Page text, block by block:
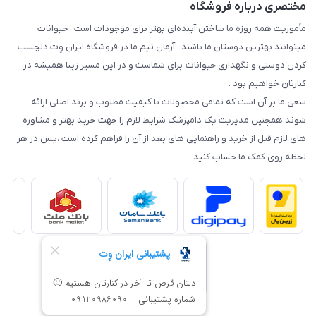
مختصری درباره فروشگاه
مأموریت همه روزه ما ساختن آینده‌ای بهتر برای موجودات است . حیوانات
میتوانند بهترین دوستان ما باشند . آرمان تیم ما در فروشگاه ایران وِت دلچسب
کردن دوستی و نگهداری حیوانات برای شماست و در این مسیر زیبا همیشه در
کنارتان خواهیم بود .
سعی ما بر آن است که تمامی محصولات با کیفیت مطلوب و برند اصلی ارائه
شوند،همچنین مدیریت یک دامپزشک شرایط لازم را جهت خرید بهتر و مشاوره
های لازم قبل از خرید و راهنمایی های بعد از آن را فراهم کرده است ،پس در هر
لحظه روی کمک ما حساب کنید.